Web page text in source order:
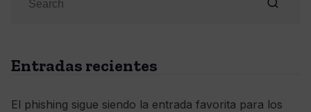
Entradas recientes
El phishing sigue siendo la entrada favorita para los